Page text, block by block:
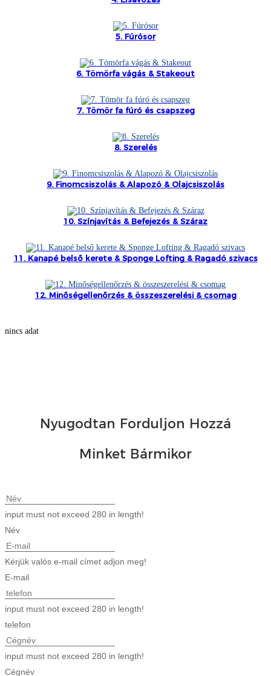
Македонски
русский
Українська
български
తెలుగు
ਪੰਜਾਬੀ
5. Fúrósor
6. Tömörfa vágás & Stakeout
7. Tömör fa fúró és csapszeg
8. Szerelés
9. Finomcsiszolás & Alapozó & Olajcsiszolás
10. Színjavítás & Befejezés & Száraz
11. Kanapé belső kerete & Sponge Lofting & Ragadó szivacs
12. Minőségellenőrzés & összeszerelési & csomag
nincs adat
Nyugodtan Forduljon Hozzá
Minket Bármikor
input must not exceed 280 in length!
Név
Kérjük valós e-mail címet adjon meg!
E-mail
input must not exceed 280 in length!
telefon
input must not exceed 280 in length!
Cégnév